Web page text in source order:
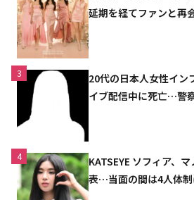
延期を経てファンと再
3
20代の日本人女性イン
イブ配信中に死亡…警
4
KATSEYE ソフィア、
表…当面の間は4人体制